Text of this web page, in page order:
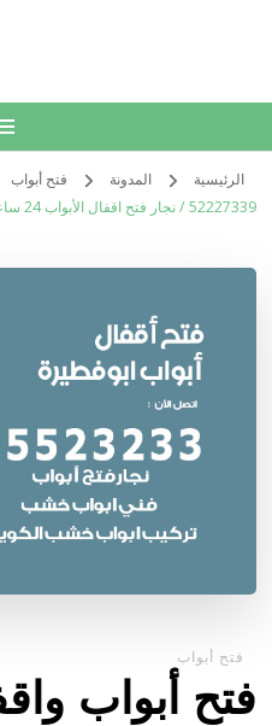
الرئيسية المدونة فتح أبواب
52227339 / نجار فتح اقفال الأبواب 24 ساعة
فتح أبواب
فتح أبواب